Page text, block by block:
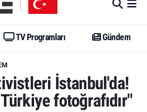
TV Programları Gündem
İstanbul'da!
fotoğrafıdır"
Vakitleri